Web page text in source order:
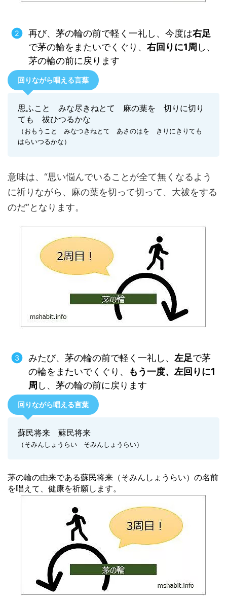
再び、茅の輪の前で軽く一礼し、今度は右足
で茅の輪をまたいでくぐり、 右回りに1周 し、
茅の輪の前に戻ります
回りながら唱える言葉
思ふこと みな尽きねとて 麻の葉を 切りに切り
ても 祓ひつるかな
（おもうこと みなつきねとて あさのはを きりにきりても
はらいつるかな）
意味は、“思い悩んでいることが全て無くなるよう
に祈りながら、麻の葉を切って切って、大祓をする
のだ”となります。
みたび、茅の輪の前で軽く一礼し、 左足で茅
の輪をまたいでくぐり、
もう一度、左回りに1
周 し、茅の輪の前に戻ります
回りながら唱える言葉
蘇民将来 蘇民将来
（そみんしょうらい そみんしょうらい）
茅の輪の由来である蘇民将来（そみんしょうらい）の名前
を唱えて、健康を祈願します。